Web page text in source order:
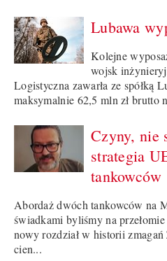
Lubawa
Kolejne
wojsk
Logistyczna zawarła ze spółką
maksymalnie 62,5 mln zł brutto
Czyny, nie
strategia
tankowców
Abordaż dwóch tankowców na
świadkami byliśmy na
nowy rozdział w historii
cien...